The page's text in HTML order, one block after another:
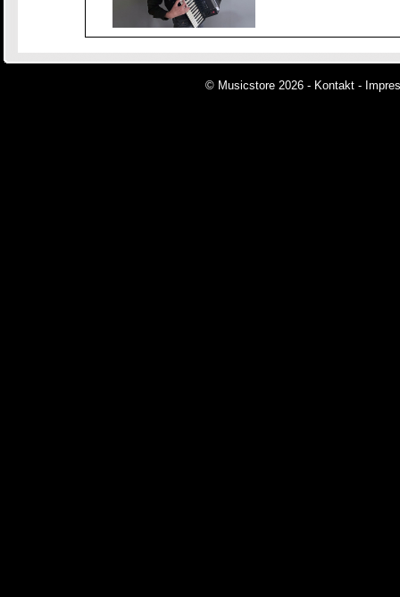
© Musicstore 2026 - Kontakt -